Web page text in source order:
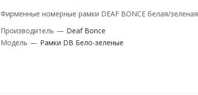
Фирменные номерные рамки DEAF BONCE белая/зеленая
Производитель — Deaf Bonce
Модель — Рамки DB Бело-зеленые